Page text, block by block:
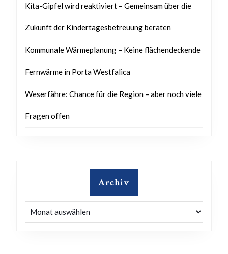
Kita-Gipfel wird reaktiviert – Gemeinsam über die
Zukunft der Kindertagesbetreuung beraten
Kommunale Wärmeplanung – Keine flächendeckende
Fernwärme in Porta Westfalica
Weserfähre: Chance für die Region – aber noch viele
Fragen offen
Archiv